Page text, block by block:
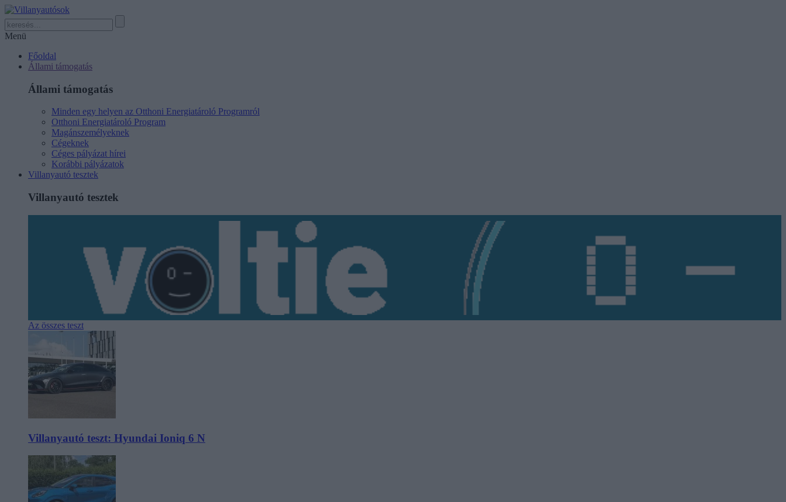
Menü
Főoldal
Állami támogatás
Állami támogatás
Minden egy helyen az Otthoni Energiatároló Programról
Otthoni Energiatároló Program
Magánszemélyeknek
Cégeknek
Céges pályázat hírei
Korábbi pályázatok
Villanyautó tesztek
Villanyautó tesztek
Az összes teszt
Villanyautó teszt: Hyundai Ioniq 6 N